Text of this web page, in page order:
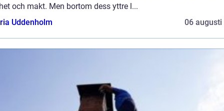
och makt. Men bortom dess yttre l...
Uddenholm
06 augusti